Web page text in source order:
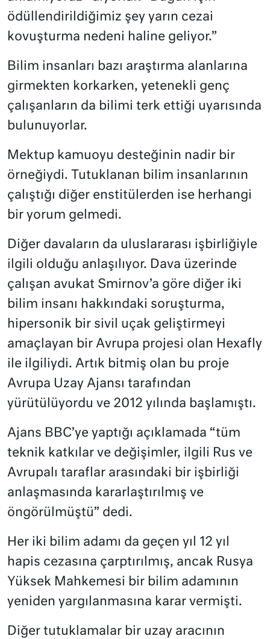
ödüllendirildiğimiz şey yarın cezai
kovuşturma nedeni haline geliyor.”
Bilim insanları bazı araştırma alanlarına
girmekten korkarken, yetenekli genç
çalışanların da bilimi terk ettiği uyarısında
bulunuyorlar.
Mektup kamuoyu desteğinin nadir bir
örneğiydi. Tutuklanan bilim insanlarının
çalıştığı diğer enstitülerden ise herhangi
bir yorum gelmedi.
Diğer davaların da uluslararası işbirliğiyle
ilgili olduğu anlaşılıyor. Dava üzerinde
çalışan avukat Smirnov’a göre diğer iki
bilim insanı hakkındaki soruşturma,
hipersonik bir sivil uçak geliştirmeyi
amaçlayan bir Avrupa projesi olan Hexafly
ile ilgiliydi. Artık bitmiş olan bu proje
Avrupa Uzay Ajansı tarafından
yürütülüyordu ve 2012 yılında başlamıştı.
Ajans BBC’ye yaptığı açıklamada “tüm
teknik katkılar ve değişimler, ilgili Rus ve
Avrupalı taraflar arasındaki bir işbirliği
anlaşmasında kararlaştırılmış ve
öngörülmüştü” dedi.
Her iki bilim adamı da geçen yıl 12 yıl
hapis cezasına çarptırılmış, ancak Rusya
Yüksek Mahkemesi bir bilim adamının
yeniden yargılanmasına karar vermişti.
Diğer tutuklamalar bir uzay aracının